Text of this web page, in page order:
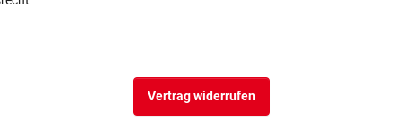
Vertrag widerrufen